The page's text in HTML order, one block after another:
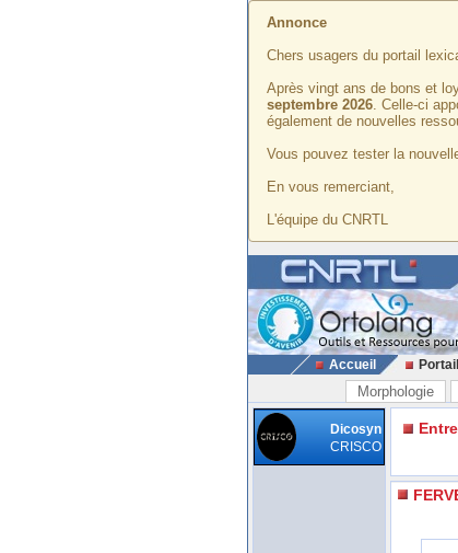
Annonce
Chers usagers du portail
Après vingt ans de bons et
septembre 2026. Celle-ci
également de nouvelles
Vous pouvez tester la
En vous remerciant,
L'équipe du CNRTL
Accueil
Morphologie
Dicosyn
CRISCO